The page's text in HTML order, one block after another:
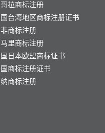
的声明，可以申请延期。 （5）注
准：商标专利局接到真实使用声明
再次进行审查。如果经审查决定接
实使用的声明，颁发注册证书。整
利的申请过程（如果没有驳回、异
情况出现）大概需要18-26个月。
有效期：从注册日起算15年，注册
期满需继续使用的，应在注册有效
异议期，任何利益相关人或在先权
人均可提出异议，提异议的理由主要
： 1.与在先商标冲突，如拥有在先的
商标； 2.商标缺乏显著性； 3.商标
不良影响； 公告期内无人异议或
议不成立的，可获准注册并颁发注
。在顺利的情况下，百慕大商标注
前需要2年；如中途遇到异议或驳
拉商标注册
台湾地区商标注册证书
商标注册
里商标注册
日本欧盟商标证书
商标注册证书
商标注册